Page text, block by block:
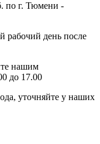
по г. Тюмени -
рабочий день после
нашим
до 17.00
уточняйте у наших